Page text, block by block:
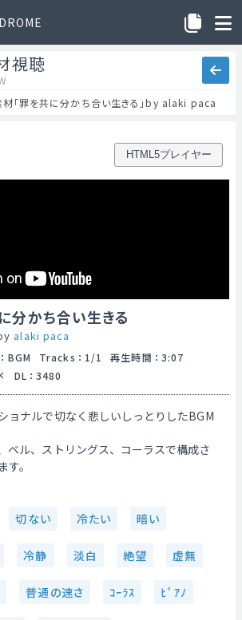
視聴
材「罪を共に分かち合い生きる」by alaki paca
HTML5プレイヤー
分かち合い生きる
alaki paca
： BGM Tracks ： 1/1 再生時間 ： 3:07
DL ： 3480
ョナルで切なく悲しいしっとりしたBGM
ベル、ストリングス、コーラスで構成さ
す。
切ない 冷たい 暗い
冷静 淡白 絶望 虚無
普通の速さ ｺｰﾗｽ ﾋﾟｱﾉ